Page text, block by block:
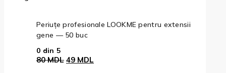
Periuțe profesionale LOOKME pentru extensii
gene — 50 buc
0 din 5
80MDL Prețul
49 MDL